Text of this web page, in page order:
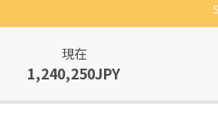
現在
1,240,250JPY